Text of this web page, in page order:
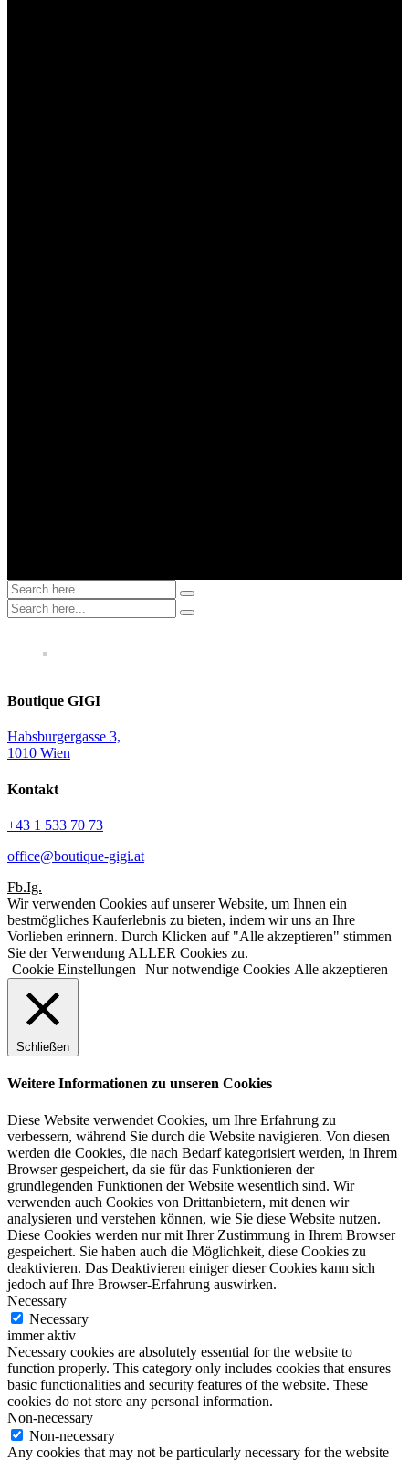
Boutique GIGI
Habsburgergasse 3,
1010 Wien
Kontakt
+43 1 533 70 73
office@boutique-gigi.at
Fb.Ig.
Wir verwenden Cookies auf unserer Website, um Ihnen ein
bestmögliches Kauferlebnis zu bieten, indem wir uns an Ihre
Vorlieben erinnern. Durch Klicken auf "Alle akzeptieren" stimmen
Sie der Verwendung ALLER Cookies zu.
Cookie Einstellungen
Nur notwendige Cookies Alle akzeptieren
Schließen
Weitere Informationen zu unseren Cookies
Diese Website verwendet Cookies, um Ihre Erfahrung zu
verbessern, während Sie durch die Website navigieren. Von diesen
werden die Cookies, die nach Bedarf kategorisiert werden, in Ihrem
Browser gespeichert, da sie für das Funktionieren der
grundlegenden Funktionen der Website wesentlich sind. Wir
verwenden auch Cookies von Drittanbietern, mit denen wir
analysieren und verstehen können, wie Sie diese Website nutzen.
Diese Cookies werden nur mit Ihrer Zustimmung in Ihrem Browser
gespeichert. Sie haben auch die Möglichkeit, diese Cookies zu
deaktivieren. Das Deaktivieren einiger dieser Cookies kann sich
jedoch auf Ihre Browser-Erfahrung auswirken.
Necessary
Necessary
immer aktiv
Necessary cookies are absolutely essential for the website to
function properly. This category only includes cookies that ensures
basic functionalities and security features of the website. These
cookies do not store any personal information.
Non-necessary
Non-necessary
Any cookies that may not be particularly necessary for the website